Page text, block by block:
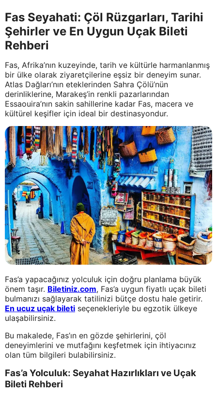
Fas Seyahati: Çöl Rüzgarları, Tarihi
Şehirler ve En Uygun Uçak Bileti
Rehberi
Fas, Afrika’nın kuzeyinde, tarih ve kültürle harmanlanmış
bir ülke olarak ziyaretçilerine eşsiz bir deneyim sunar.
Atlas Dağları’nın eteklerinden Sahra Çölü’nün
derinliklerine, Marakeş’in renkli pazarlarından
Essaouira’nın sakin sahillerine kadar Fas, macera ve
kültürel keşifler için ideal bir destinasyondur.
Fas’a yapacağınız yolculuk için doğru planlama büyük
önem taşır. Biletiniz.com, Fas’a uygun fiyatlı uçak bileti
bulmanızı sağlayarak tatilinizi bütçe dostu hale getirir.
En ucuz uçak bileti seçenekleriyle bu egzotik ülkeye
ulaşabilirsiniz.
Bu makalede, Fas’ın en gözde şehirlerini, çöl
deneyimlerini ve mutfağını keşfetmek için ihtiyacınız
olan tüm bilgileri bulabilirsiniz.
Fas’a Yolculuk: Seyahat Hazırlıkları ve Uçak
Bileti Rehberi